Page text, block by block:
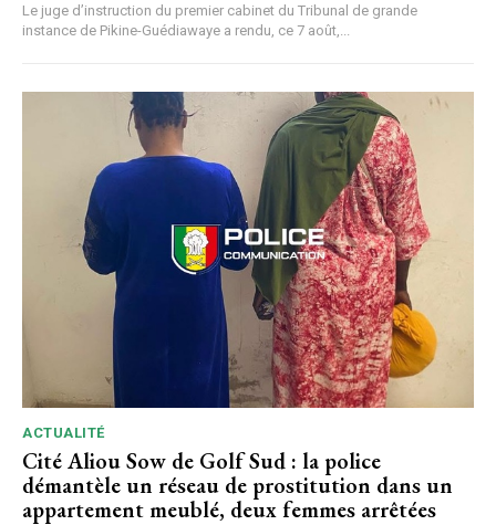
Le juge d’instruction du premier cabinet du Tribunal de grande
instance de Pikine-Guédiawaye a rendu, ce 7 août,...
ACTUALITÉ
Cité Aliou Sow de Golf Sud : la police
démantèle un réseau de prostitution dans un
appartement meublé, deux femmes arrêtées